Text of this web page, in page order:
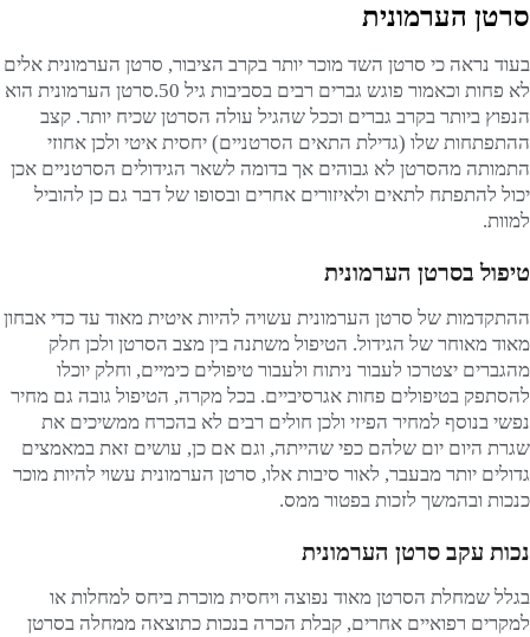
סרטן הערמונית
בעוד נראה כי סרטן השד מוכר יותר בקרב הציבור, סרטן הערמונית אלים
לא פחות וכאמור פוגש גברים רבים בסביבות גיל 50.סרטן הערמונית הוא
הנפוץ ביותר בקרב גברים וככל שהגיל עולה הסרטן שכיח יותר. קצב
ההתפתחות שלו (גדילת התאים הסרטניים) יחסית איטי ולכן אחוזי
התמותה מהסרטן לא גבוהים אך בדומה לשאר הגידולים הסרטניים אכן
יכול להתפתח לתאים ולאיזורים אחרים ובסופו של דבר גם כן להוביל
למוות.
טיפול בסרטן הערמונית
ההתקדמות של סרטן הערמונית עשויה להיות איטית מאוד עד כדי אבחון
מאוד מאוחר של הגידול. הטיפול משתנה בין מצב הסרטן ולכן חלק
מהגברים יצטרכו לעבור ניתוח ולעבור טיפולים כימיים, וחלק יוכלו
להסתפק בטיפולים פחות אגרסיביים. בכל מקרה, הטיפול גובה גם מחיר
נפשי בנוסף למחיר הפיזי ולכן חולים רבים לא בהכרח ממשיכים את
שגרת היום יום שלהם כפי שהייתה, וגם אם כן, עושים זאת במאמצים
גדולים יותר מבעבר, לאור סיבות אלו, סרטן הערמונית עשוי להיות מוכר
כנכות ובהמשך לזכות בפטור ממס.
נכות עקב סרטן הערמונית
בגלל שמחלת הסרטן מאוד נפוצה ויחסית מוכרת ביחס למחלות או
למקרים רפואיים אחרים, קבלת הכרה בנכות כתוצאה ממחלה בסרטן